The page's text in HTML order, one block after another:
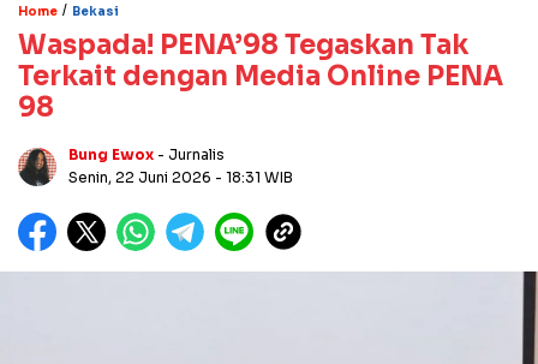
Home / Bekasi
Waspada! PENA’98 Tegaskan Tak
Terkait dengan Media Online PENA
98
Bung Ewox - Jurnalis
Senin, 22 Juni 2026 - 18:31 WIB